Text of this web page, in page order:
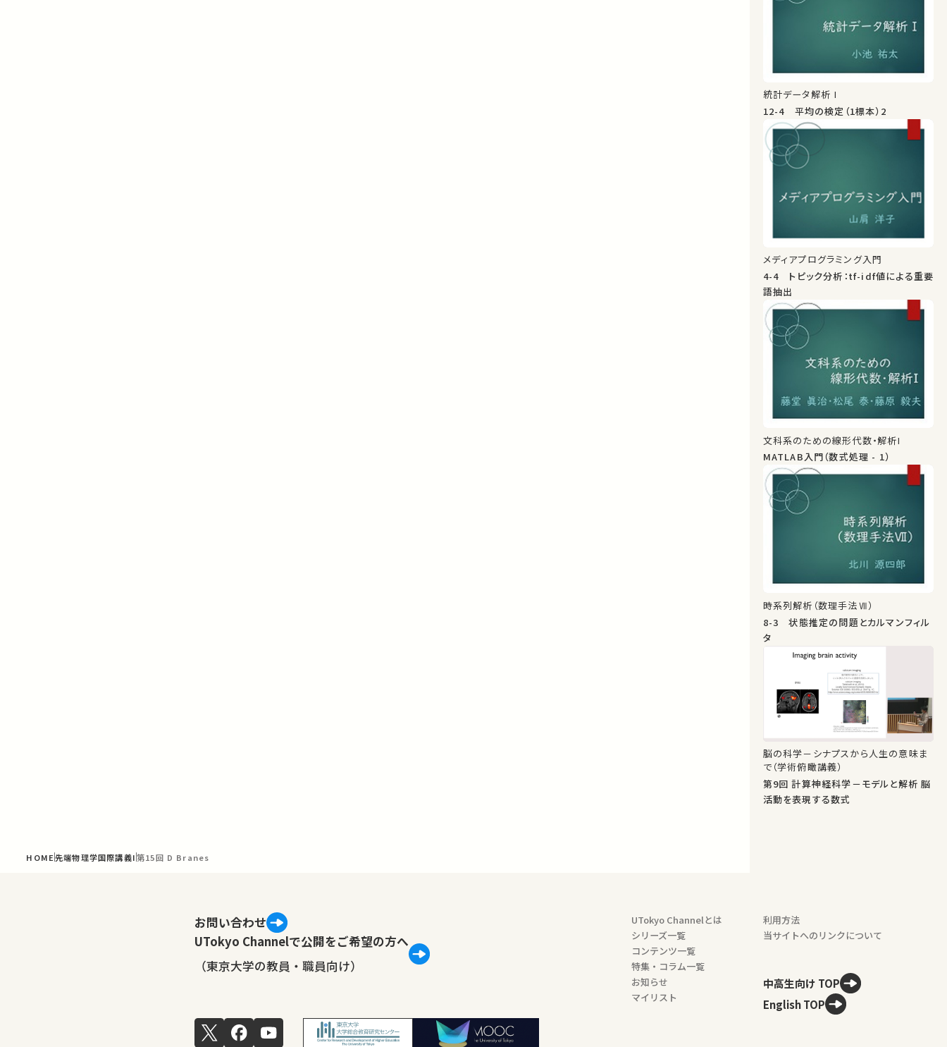
HOME先端物理学国際講義I第15回 D Branes
統計データ解析 I
12-4 平均の検定（1標本）2
メディアプログラミング入門
4-4 トピック分析：tf-idf値による重要
語抽出
文科系のための線形代数・解析I
MATLAB入門（数式処理 - 1）
時系列解析（数理手法Ⅶ）
8-3 状態推定の問題とカルマンフィル
タ
脳の科学－シナプスから人生の意味ま
で（学術俯瞰講義）
第9回 計算神経科学－モデルと解析 脳
活動を表現する数式
お問い合わせ
UTokyo Channelで公開をご希望の方へ
（東京大学の教員・職員向け）
UTokyo Channelとは
シリーズ一覧
コンテンツ一覧
特集・コラム一覧
お知らせ
マイリスト
利用方法
当サイトへのリンクについて
中高生向け TOP
English TOP